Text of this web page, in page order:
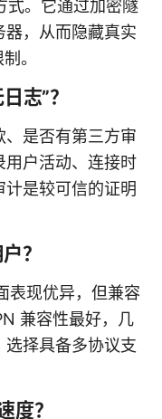
式。它通过加密隧
，从而隐藏真实
。
志”？
是否有第三方审
用户活动、连接时
是较可信的证明
？
表现优异，但兼容
兼容性最好，几
择具备多协议支
度？